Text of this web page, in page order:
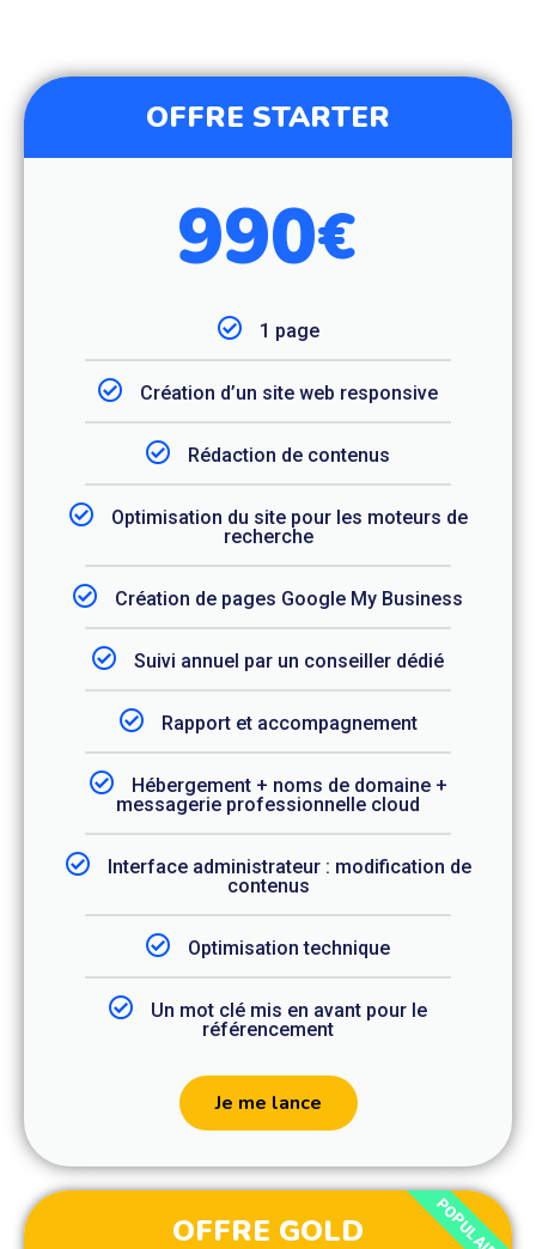
OFFRE STARTER
990€
1 page
Création d’un site web responsive
Rédaction de contenus
Optimisation du site pour les moteurs de
recherche
Création de pages Google My Business
Suivi annuel par un conseiller dédié
Rapport et accompagnement
Hébergement + noms de domaine +
messagerie professionnelle cloud
Interface administrateur : modification de
contenus
Optimisation technique
Un mot clé mis en avant pour le
référencement
Je me lance
OFFRE GOLD POPULAIRE